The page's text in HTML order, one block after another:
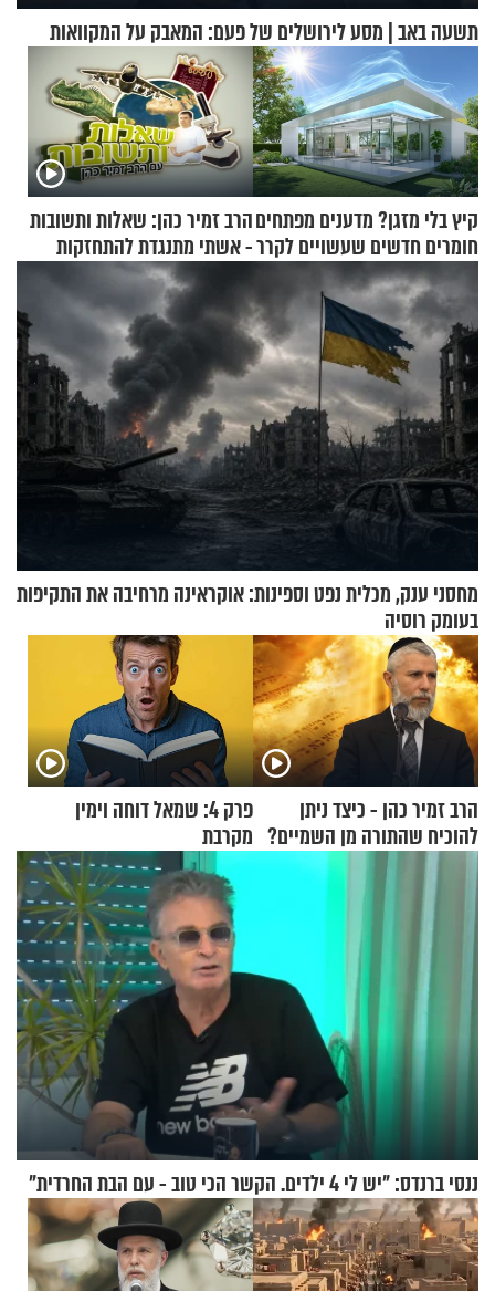
תשעה באב | מסע לירושלים של פעם: המאבק על המקוואות
קיץ בלי מזגן? מדענים מפתחים
חומרים חדשים שעשויים לקרר
בתים
הרב זמיר כהן: שאלות ותשובות
- אשתי מתנגדת להתחזקות
מחסני ענק, מכלית נפט וספינות: אוקראינה מרחיבה את התקיפות
בעומק רוסיה
הרב זמיר כהן - כיצד ניתן
להוכיח שהתורה מן השמיים?
פרק 4: שמאל דוחה וימין
מקרבת
ננסי ברנדס: "יש לי 4 ילדים. הקשר הכי טוב - עם הבת החרדית"